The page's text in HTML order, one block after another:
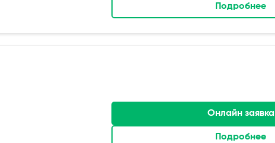
Подробнее
Онлайн заявка
Подробнее